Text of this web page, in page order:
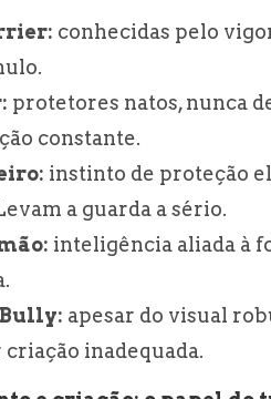
conhecidas pelo
protetores natos, nunca
constante.
instinto de proteção
a guarda a sério.
inteligência aliada à
apesar do visual
inadequada.